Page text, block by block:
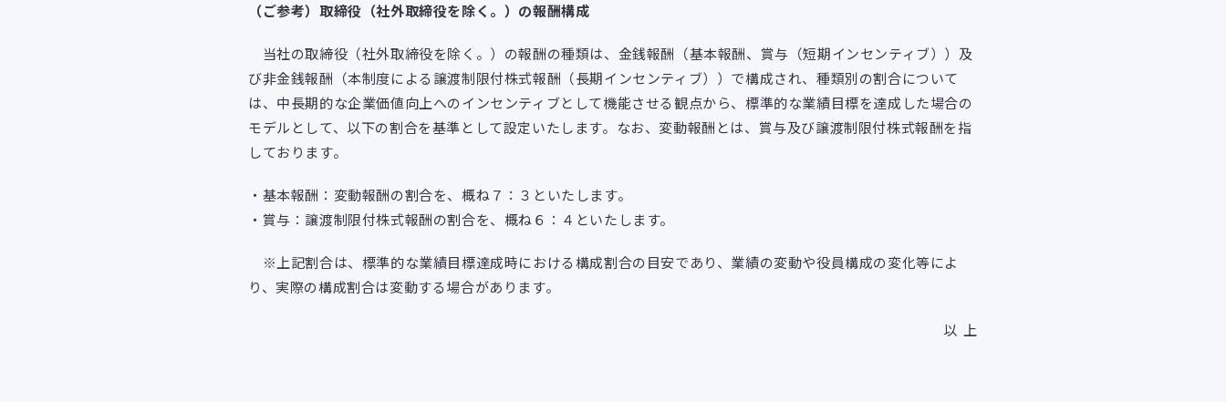
（ご参考）取締役（社外取締役を除く。）の報酬構成
当社の取締役（社外取締役を除く。）の報酬の種類は、金銭報酬（基本報酬、賞与（短期インセンティブ））及
び非金銭報酬（本制度による譲渡制限付株式報酬（長期インセンティブ））で構成され、種類別の割合について
は、中長期的な企業価値向上へのインセンティブとして機能させる観点から、標準的な業績目標を達成した場合の
モデルとして、以下の割合を基準として設定いたします。なお、変動報酬とは、賞与及び譲渡制限付株式報酬を指
しております。
・基本報酬：変動報酬の割合を、概ね７：３といたします。
・賞与：譲渡制限付株式報酬の割合を、概ね６：４といたします。
※上記割合は、標準的な業績目標達成時における構成割合の目安であり、業績の変動や役員構成の変化等によ
り、実際の構成割合は変動する場合があります。
以 上